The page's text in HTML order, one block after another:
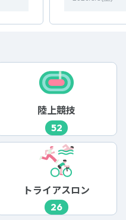
陸上競技
52
トライアスロン
26